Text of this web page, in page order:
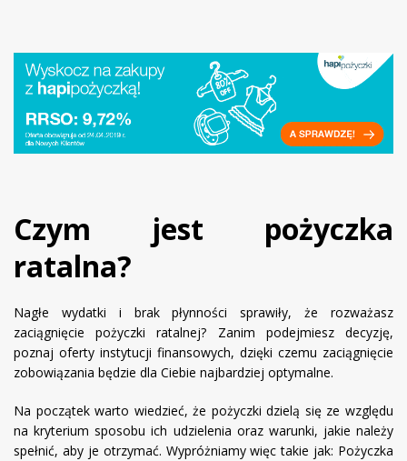
Czym jest pożyczka
ratalna?
Nagłe wydatki i brak płynności sprawiły, że rozważasz
zaciągnięcie pożyczki ratalnej? Zanim podejmiesz decyzję,
poznaj oferty instytucji finansowych, dzięki czemu zaciągnięcie
zobowiązania będzie dla Ciebie najbardziej optymalne.
Na początek warto wiedzieć, że pożyczki dzielą się ze względu
na kryterium sposobu ich udzielenia oraz warunki, jakie należy
spełnić, aby je otrzymać. Wypróżniamy więc takie jak: Pożyczka